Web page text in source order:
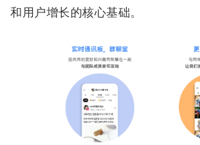
和用户增长的核心基础。